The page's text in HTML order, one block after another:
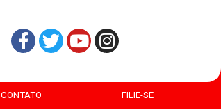
CONTATO FILIE-SE